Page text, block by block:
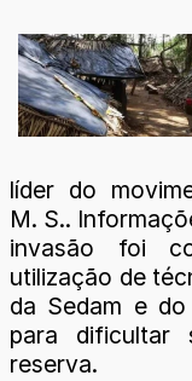
líder do
M. S..
invasão foi
utilização de
da Sedam e
para dificultar
reserva.